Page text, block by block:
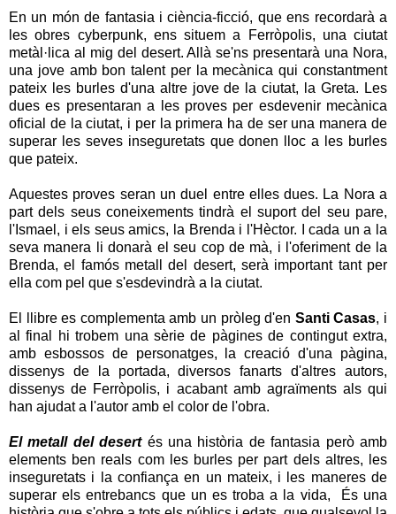
En un món de fantasia i ciència-ficció, que ens recordarà a
les obres cyberpunk, ens situem a Ferròpolis, una ciutat
metàl·lica al mig del desert. Allà se'ns presentarà una Nora,
una jove amb bon talent per la mecànica qui constantment
pateix les burles d'una altre jove de la ciutat, la Greta. Les
dues es presentaran a les proves per esdevenir mecànica
oficial de la ciutat, i per la primera ha de ser una manera de
superar les seves inseguretats que donen lloc a les burles
que pateix.
Aquestes proves seran un duel entre elles dues. La Nora a
part dels seus coneixements tindrà el suport del seu pare,
l'Ismael, i els seus amics, la Brenda i l'Hèctor. I cada un a la
seva manera li donarà el seu cop de mà, i l'oferiment de la
Brenda, el famós metall del desert, serà important tant per
ella com pel que s'esdevindrà a la ciutat.
El llibre es complementa amb un pròleg d'en Santi Casas, i
al final hi trobem una sèrie de pàgines de contingut extra,
amb esbossos de personatges, la creació d'una pàgina,
dissenys de la portada, diversos fanarts d'altres autors,
dissenys de Ferròpolis, i acabant amb agraïments als qui
han ajudat a l'autor amb el color de l'obra.
El metall del desert és una història de fantasia però amb
elements ben reals com les burles per part dels altres, les
inseguretats i la confiança en un mateix, i les maneres de
superar els entrebancs que un es troba a la vida, És una